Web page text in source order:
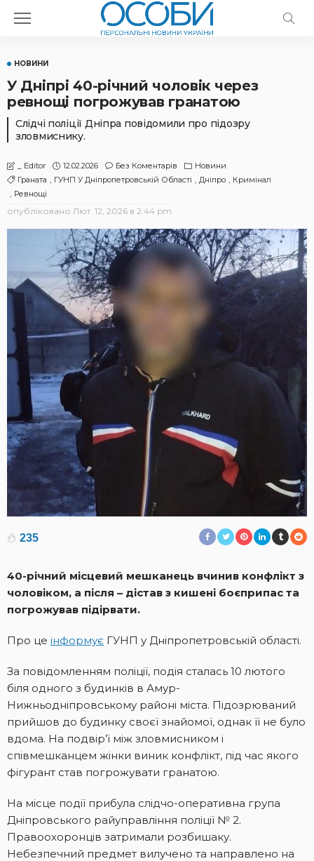
НОВИНИ
У Дніпрі 40-річний чоловік через
ревнощі погрожував гранатою
Слідчі поліції Дніпра повідомили про підозру
зловмиснику.
_ Editor 12.02.2026 Без Коментарів
Новини
Граната
ГУНП У Дніпропетровській Області Дніпро
Кримінал
Ревнощі
опубліковано Лют. 12, 2026 в 2:44 pm
235
40-річний місцевий мешканець вчинив конфлікт з
чоловіком, а після – дістав з кишені боєприпас та
погрожував підірвати.
Про це інформує ГУНП у Дніпропетровській області.
За повідомленням поліції, подія сталась 10 лютого
біля одного з будинків в Амур-
Нижньодніпровському районі міста. Підозрюваний
прийшов до будинку своєї знайомої, однак її не було
вдома. На подвір’ї між зловмисником і
співмешканцем жінки виник конфлікт, під час якого
фігурант став погрожувати гранатою.
На місце події прибула слідчо-оперативна група
Дніпровського райуправління поліції № 2.
Правоохоронців затримали розбишаку.
Небезпечний предмет вилучено та направлено на